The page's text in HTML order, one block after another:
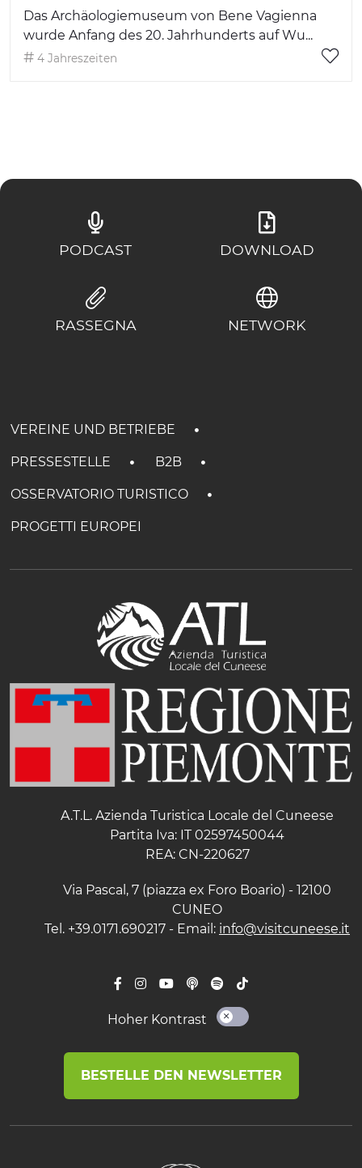
Das Archäologiemuseum von Bene Vagienna
wurde Anfang des 20. Jahrhunderts auf Wu...
4 Jahreszeiten
PODCAST DOWNLOAD
RASSEGNA NETWORK
VEREINE UND BETRIEBE
PRESSESTELLE B2B
OSSERVATORIO TURISTICO
PROGETTI EUROPEI
A.T.L. Azienda Turistica Locale del Cuneese
Partita Iva: IT 02597450044
REA: CN-220627
Via Pascal, 7 (piazza ex Foro Boario) - 12100
CUNEO
Tel. +39.0171.690217 - Email: info@visitcuneese.it
Hoher Kontrast
BESTELLE DEN NEWSLETTER